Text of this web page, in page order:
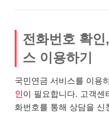
전화번호 확인
스 이용하기
국민연금 서비스를 이용
인이 필요합니다. 고객센
화번호를 통해 상담을 신